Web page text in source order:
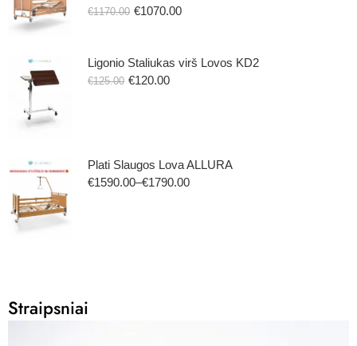
Įvertinimas:
€1170.00 €1070.00
Ligonio Staliukas virš Lovos KD2
€125.00 €120.00
Plati Slaugos Lova ALLURA
€1590.00–€1790.00
Straipsniai